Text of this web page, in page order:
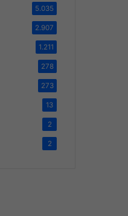
5.035
2.907
1.211
278
273
13
2
2